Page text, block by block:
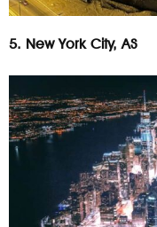
5. New York City, AS